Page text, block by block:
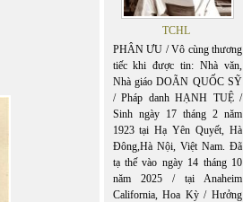
TCHL
PHÂN ƯU / Vô cùng thương
tiếc khi được tin: Nhà văn,
Nhà giáo DOÃN QUỐC SỸ
/ Pháp danh HẠNH TUỆ /
Sinh ngày 17 tháng 2 năm
1923 tại Hạ Yên Quyết, Hà
Đông,Hà Nội, Việt Nam. Đã
tạ thế vào ngày 14 tháng 10
năm 2025 / tại Anaheim
California, Hoa Kỳ / Hưởng